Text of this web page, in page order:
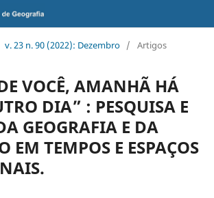
v. 23 n. 90 (2022): Dezembro / Artigos
VOCÊ, AMANHÃ HÁ
DIA” : PESQUISA E
GEOGRAFIA E DA
EM TEMPOS E ESPAÇOS